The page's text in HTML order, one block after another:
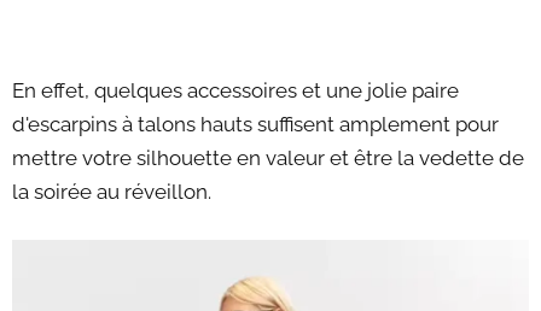
En effet, quelques accessoires et une jolie paire
d'escarpins à talons hauts suffisent amplement pour
mettre votre silhouette en valeur et être la vedette de
la soirée au réveillon.